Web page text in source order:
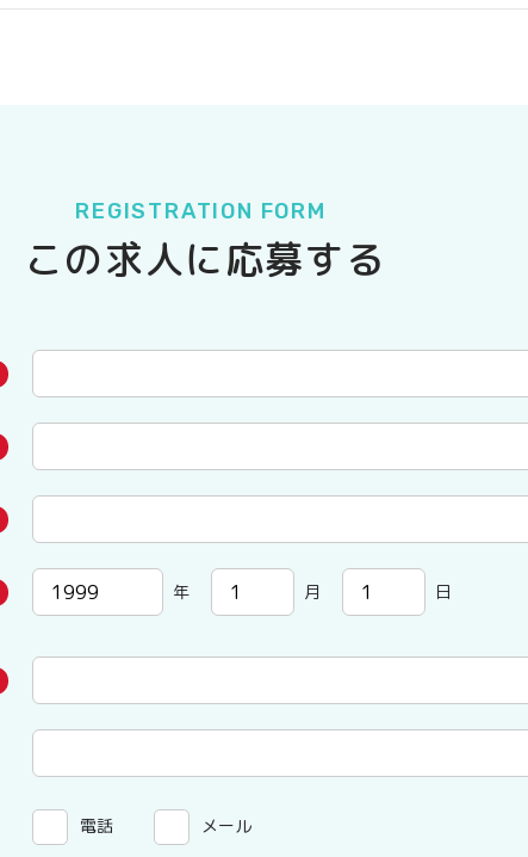
REGISTRATION FORM
この求人に応募する
年 月 日
電話 メール